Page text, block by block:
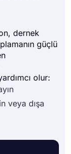
dernek
güçlü
olur:
veya dışa